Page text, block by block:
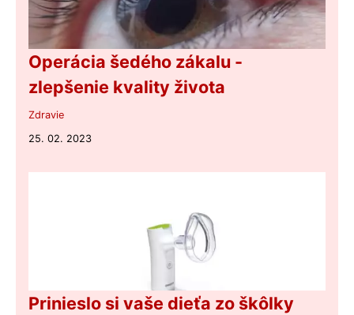
Operácia šedého zákalu -
zlepšenie kvality života
Zdravie
25. 02. 2023
Prinieslo si vaše dieťa zo škôlky